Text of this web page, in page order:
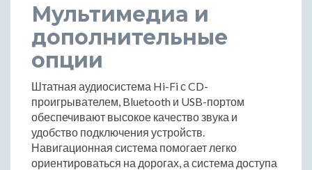
Мультимедиа и
дополнительные
опции
Штатная аудиосистема Hi-Fi с CD-
проигрывателем, Bluetooth и USB-портом
обеспечивают высокое качество звука и
удобство подключения устройств.
Навигационная система помогает легко
ориентироваться на дорогах, а система доступа